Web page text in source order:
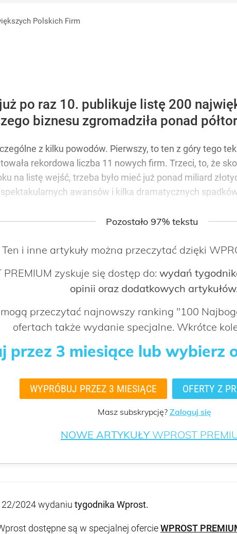
cenami nad morzem
Polaków zapytano o zakupy
Polskich Firm
po raz 10. publikuje listę 200
biznesu zgromadziła ponad
z kilku powodów. Pierwszy, to ten z góry tego
rekordowa liczba 11 nowych firm. Trzeci, to, że
na listę wejść, trzeba było mieć już ponad miliard
awansów i kilka dramatycznych
Pozostało 97% tekstu
Ten i inne artykuły można przeczytać dzięki
zyskuje się dostęp do: wydań
opinii oraz dodatkowych
przeczytać najnowszy ranking "100
ofertach także wydanie specjalne. Wkrótce
przez 3 miesiące lub wybierz
WYPRÓBUJ PRZEZ 3 MIESIĄCE OFERTY Z
Masz subskrypcję? Zaloguj się
NOWE ARTYKUŁY WPROST
22/2024 wydaniu tygodnika Wprost.
dostępne są w specjalnej ofercieWPROST